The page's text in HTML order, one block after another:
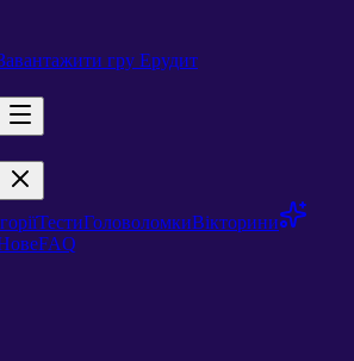
гру Ерудит
ТестиГоловоломкиВікторини
FAQ